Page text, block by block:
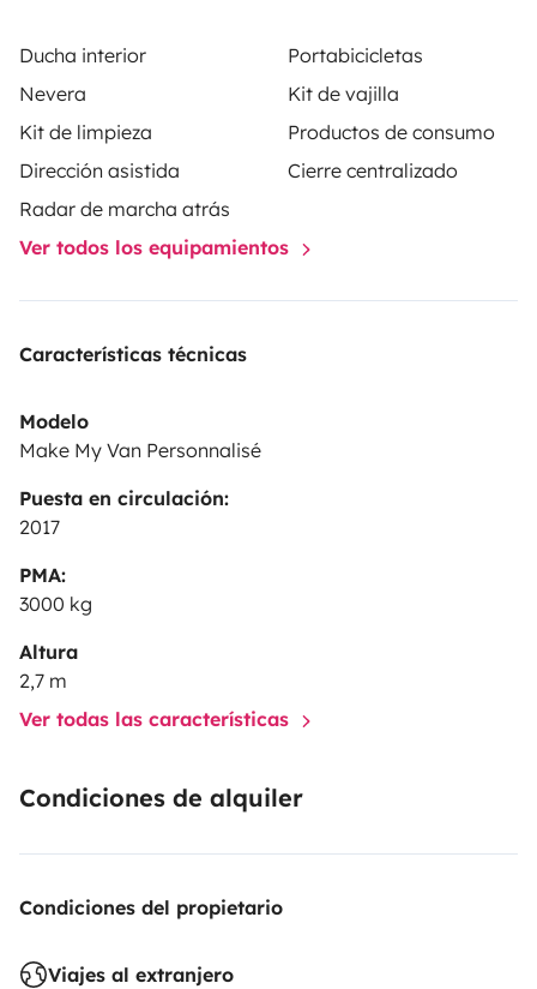
Ducha interior
Portabicicletas
Nevera
Kit de vajilla
Kit de limpieza
Productos de consumo
Dirección asistida
Cierre centralizado
Radar de marcha atrás
Ver todos los equipamientos
Características técnicas
Modelo
Make My Van Personnalisé
Puesta en circulación:
2017
PMA:
3000 kg
Altura
2,7 m
Ver todas las características
Condiciones de alquiler
Condiciones del propietario
Viajes al extranjero